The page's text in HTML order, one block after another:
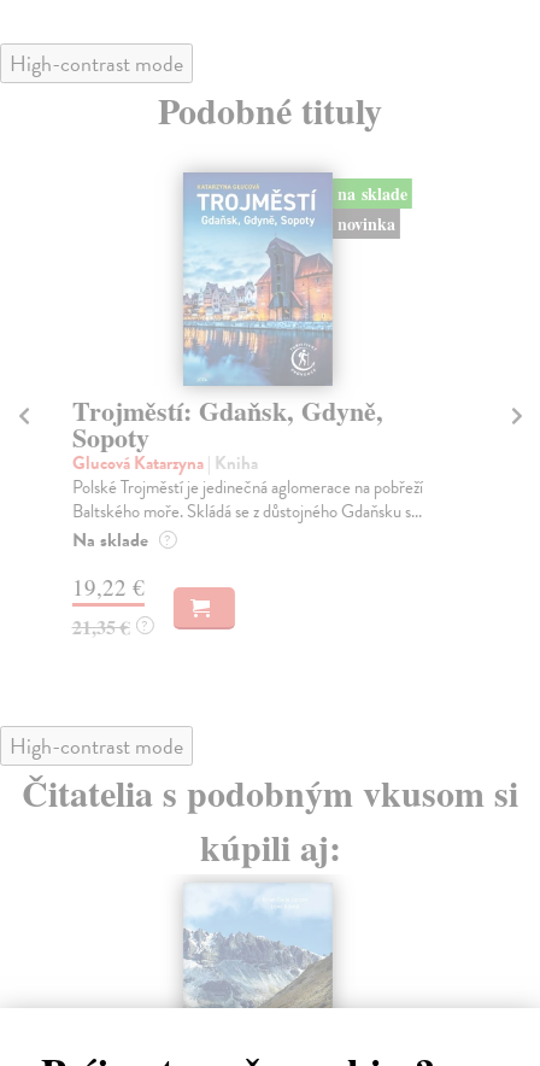
High-contrast mode
Podobné tituly
na sklade
novinka
Trojměstí: Gdaňsk, Gdyně,
Sopoty
Glucová Katarzyna| Kniha
Polské Trojměstí je jedinečná aglomerace na pobřeží
Baltského moře. Skládá se z důstojného Gdaňsku s...
Na sklade ?
19,22 €
21,35 € ?
High-contrast mode
Čitatelia s podobným vkusom si
kúpili aj: